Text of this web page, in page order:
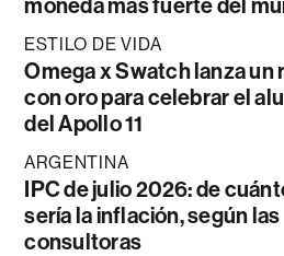
ESTILO DE VIDA
Omega x Swatch lanza un
con oro para celebrar el
del Apollo 11
ARGENTINA
IPC de julio 2026: de
sería la inflación, según las
consultoras